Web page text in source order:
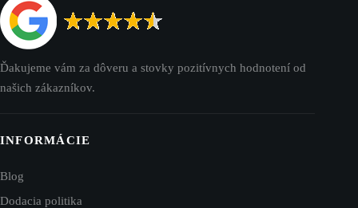
Ďakujeme vám za dôveru a stovky pozitívnych hodnotení od
našich zákazníkov.
INFORMÁCIE
Blog
Dodacia politika